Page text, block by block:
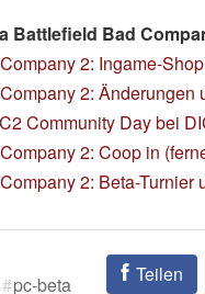
Battlefield Bad
2: Ingame-
2: Änderungen
Community Day bei DICE -
2: Coop in
2: Beta-Turnier
Teilen
pc-beta